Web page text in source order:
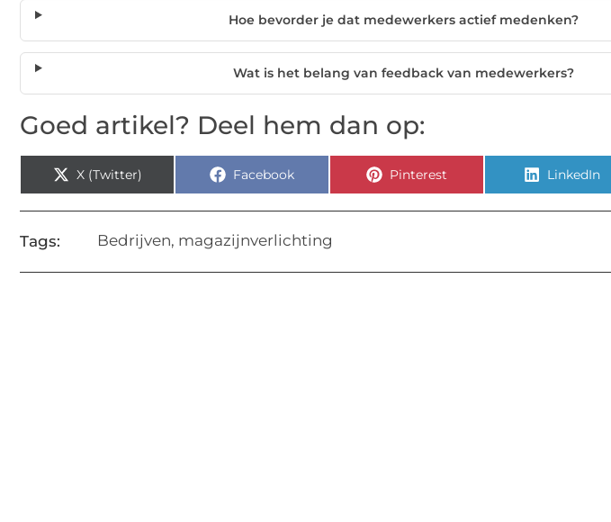
Hoe bevorder je dat medewerkers actief medenken?
Wat is het belang van feedback van medewerkers?
Goed artikel? Deel hem dan op:
X (Twitter) Facebook Pinterest LinkedIn
Tags: Bedrijven, magazijnverlichting